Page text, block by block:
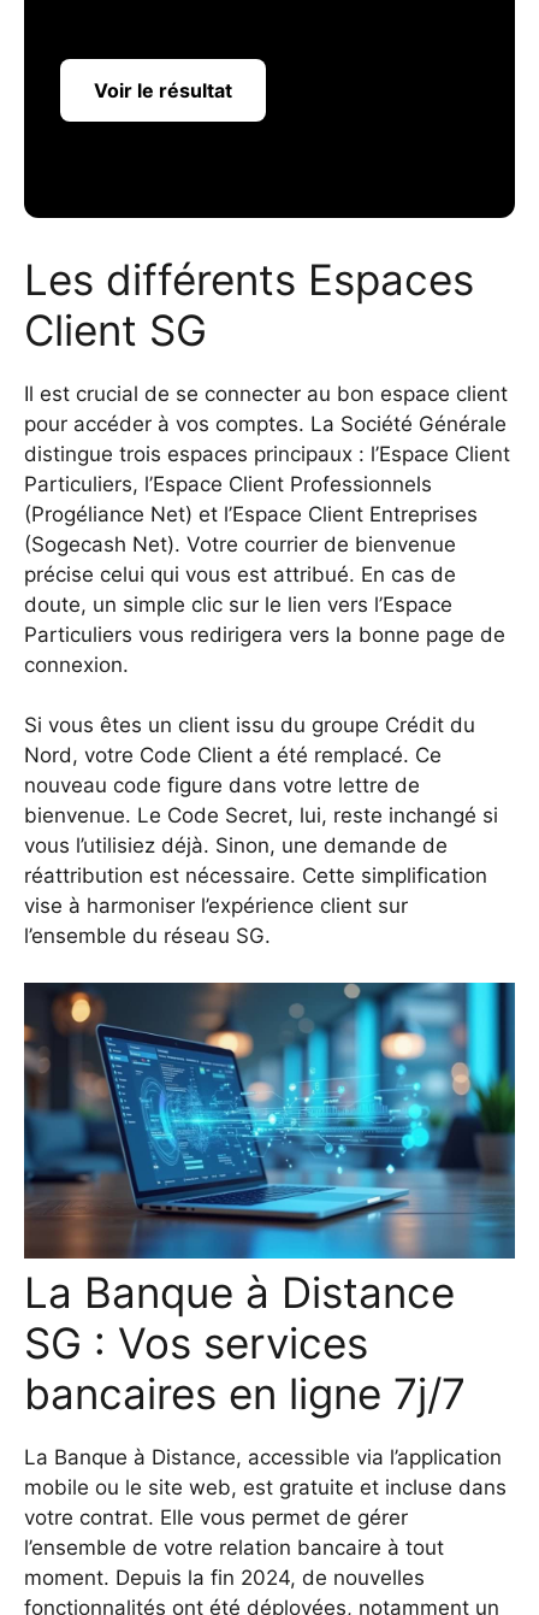
Voir le résultat
Les différents Espaces
Client SG
Il est crucial de se connecter au bon espace client
pour accéder à vos comptes. La Société Générale
distingue trois espaces principaux : l’Espace Client
Particuliers, l’Espace Client Professionnels
(Progéliance Net) et l’Espace Client Entreprises
(Sogecash Net). Votre courrier de bienvenue
précise celui qui vous est attribué. En cas de
doute, un simple clic sur le lien vers l’Espace
Particuliers vous redirigera vers la bonne page de
connexion.
Si vous êtes un client issu du groupe Crédit du
Nord, votre Code Client a été remplacé. Ce
nouveau code figure dans votre lettre de
bienvenue. Le Code Secret, lui, reste inchangé si
vous l’utilisiez déjà. Sinon, une demande de
réattribution est nécessaire. Cette simplification
vise à harmoniser l’expérience client sur
l’ensemble du réseau SG.
La Banque à Distance
SG : Vos services
bancaires en ligne 7j/7
La Banque à Distance, accessible via l’application
mobile ou le site web, est gratuite et incluse dans
votre contrat. Elle vous permet de gérer
l’ensemble de votre relation bancaire à tout
moment. Depuis la fin 2024, de nouvelles
fonctionnalités ont été déployées, notamment un